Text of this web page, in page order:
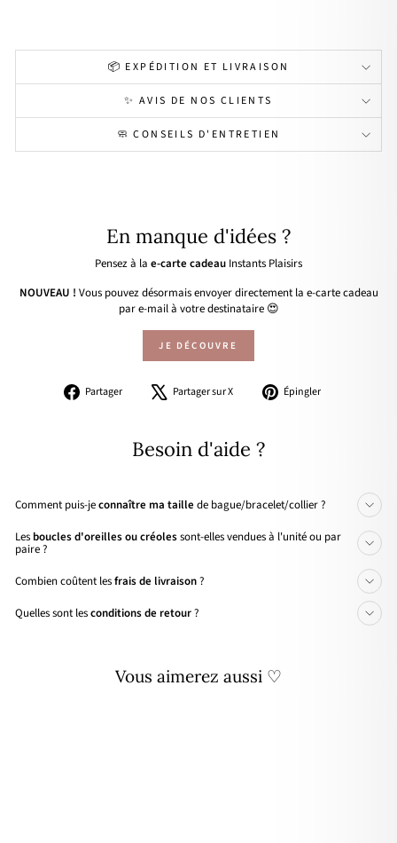
📦 EXPÉDITION ET LIVRAISON
✨ AVIS DE NOS CLIENTS
🧼 CONSEILS D'ENTRETIEN
En manque d'idées ?
Pensez à la e-carte cadeau Instants Plaisirs
NOUVEAU ! Vous pouvez désormais envoyer directement la e-carte cadeau
par e-mail à votre destinataire 😍
JE DÉCOUVRE
Partager
PartagerPartager sur X
Tweeter Épingler
Besoin d'aide ?
Comment puis-jeconnaître ma taille de bague/bracelet/collier ?
Les boucles d'oreilles ou créolessont-elles vendues à l'unité ou par
paire ?
Combien coûtent lesfrais de livraison?
Quelles sont lesconditions de retour?
Vous aimerez aussi ♡